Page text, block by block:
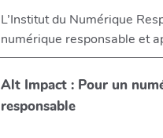
L’Institut du Numérique
numérique responsable et
Alt Impact : Pour un
responsable